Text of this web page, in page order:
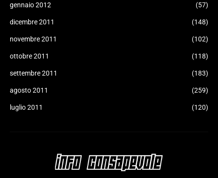
gennaio 2012 (57)
dicembre 2011 (148)
novembre 2011 (102)
ottobre 2011 (118)
settembre 2011 (183)
agosto 2011 (259)
luglio 2011 (120)